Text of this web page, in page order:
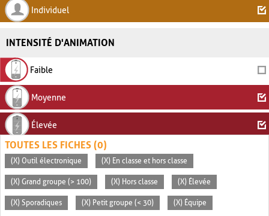
Individuel
INTENSITÉ D'ANIMATION
Faible
Moyenne
Élevée
TOUTES LES FICHES (0)
(X) Outil électronique (X) En classe et hors classe
(X) Grand groupe (> 100) (X) Hors classe (X) Élevée
(X) Sporadiques (X) Petit groupe (< 30) (X) Équipe